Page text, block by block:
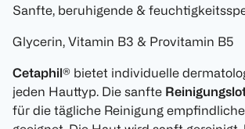
Sanfte, beruhigende &
Glycerin, Vitamin B3 & Provitamin B5
Cetaphil® bietet individuelle
jeden Hauttyp. Die sanfte
für die tägliche Reinigung